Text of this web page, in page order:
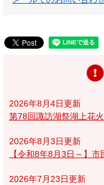
2026年8月4日更新
第78回諏訪湖祭湖上花
2026年8月3日更新
【令和8年8月3日～】
2026年7月23日更新